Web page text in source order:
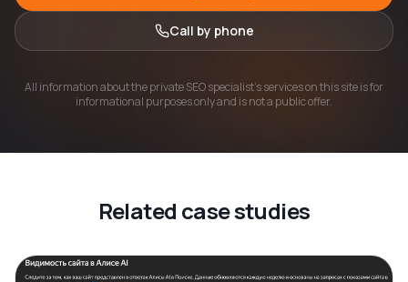
Call by phone
All information about the private SEO specialist's services on this site is for
informational purposes only and is not a public offer.
Related case studies